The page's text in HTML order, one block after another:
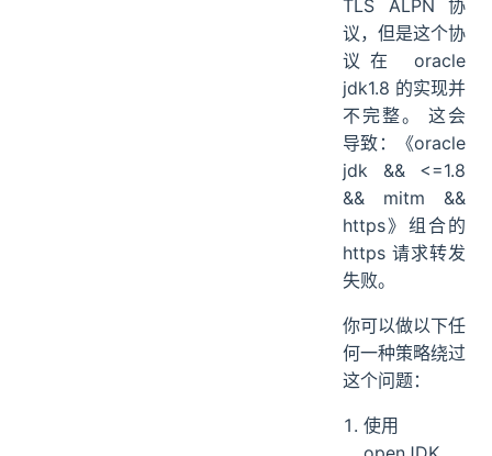
TLS ALPN 协
议，但是这个协
议在 oracle
jdk1.8 的实现并
不完整。 这会
导致：《oracle
jdk && <=1.8
&& mitm &&
https》组合的
https 请求转发
失败。
你可以做以下任
何一种策略绕过
这个问题：
使用